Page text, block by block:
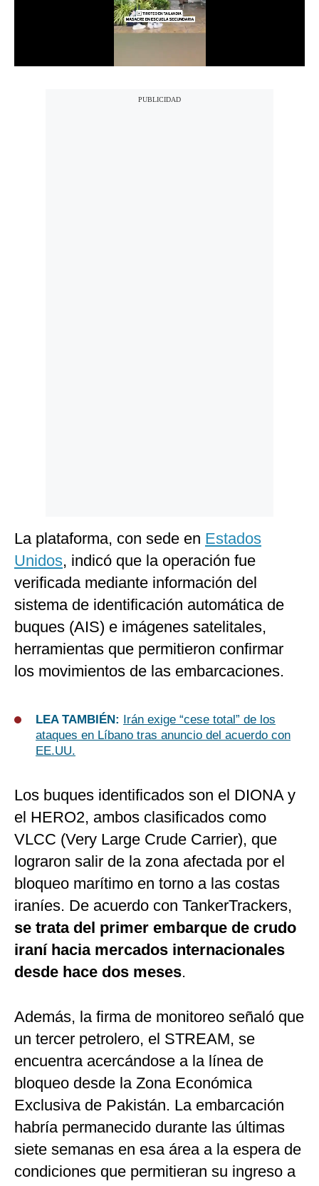
La plataforma, con sede en Estados
Unidos, indicó que la operación fue
verificada mediante información del
sistema de identificación automática de
buques (AIS) e imágenes satelitales,
herramientas que permitieron confirmar
los movimientos de las embarcaciones.
LEA TAMBIÉN:
Irán exige “cese total” de los
ataques en Líbano tras anuncio del acuerdo con
EE.UU.
Los buques identificados son el DIONA y
el HERO2, ambos clasificados como
VLCC (Very Large Crude Carrier), que
lograron salir de la zona afectada por el
bloqueo marítimo en torno a las costas
iraníes. De acuerdo con TankerTrackers,
se trata del primer embarque de crudo
iraní hacia mercados internacionales
desde hace dos meses.
Además, la firma de monitoreo señaló que
un tercer petrolero, el STREAM, se
encuentra acercándose a la línea de
bloqueo desde la Zona Económica
Exclusiva de Pakistán. La embarcación
habría permanecido durante las últimas
siete semanas en esa área a la espera de
condiciones que permitieran su ingreso a